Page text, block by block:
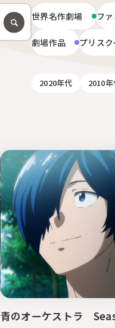
世界名作劇場 フ
劇場作品 プリス
2020年代 2010
青のオーケストラ